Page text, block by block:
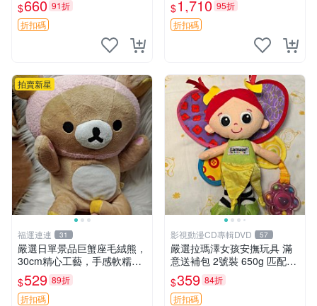
電熊 中古玩偶
$660 91折
折扣碼
商品
$1,710 95折
折扣碼
拍賣新星
福運連連 31
嚴選日單景品巨蟹座毛絨熊，
30cm精心工藝，手感軟糯推
薦收藏送人 巨蟹座 毛絨玩具
精緻做工
$529 89折
折扣碼
影視動漫CD專輯DVD 57
嚴選拉瑪澤女孩安撫玩具 滿
意送補包 2號裝 650g 匹配嬰
幼童舒壓好伴侶 女孩專用 安
心選擇 安撫玩偶 衝包 玩具
$359 84折
折扣碼